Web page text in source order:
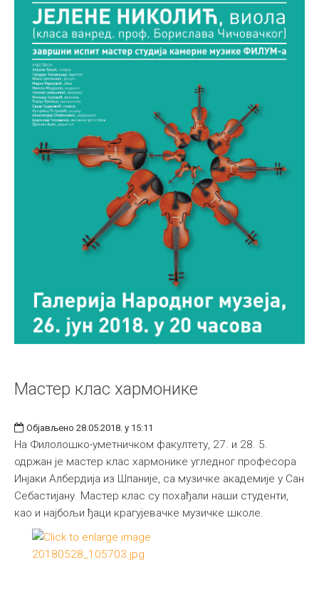
Мастер клас хармонике
Објављено 28.05.2018. у 15:11
На Филолошко-уметничком факултету, 27. и 28. 5.
одржан је мастер клас хармонике угледног професора
Инјаки Албердија из Шпаније, са музичке академије у Сан
Себастијану. Мастер клас су похађали наши студенти,
као и најбољи ђаци крагујевачке музичке школе.